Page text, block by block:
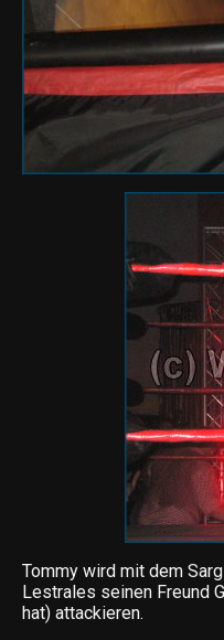
Tommy wird mit dem
Lestrales seinen Freund
hat) attackieren.